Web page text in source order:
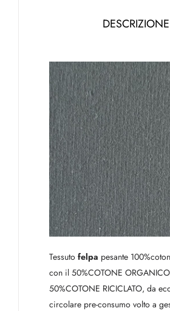
DESCRIZIONE
Tessuto felpa pesante
con il 50%COTONE
50%COTONE RICICLATO, da
circolare pre-consumo volto a